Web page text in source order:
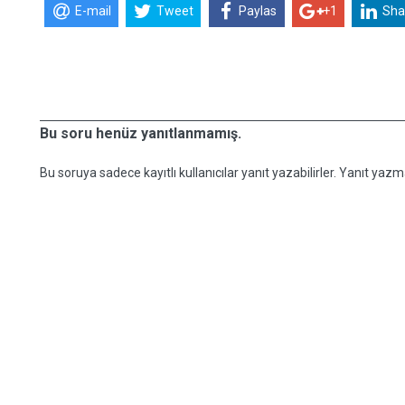
E-mail Tweet Paylas +1
Bu soru henüz yanıtlanmamış.
Bu soruya sadece kayıtlı kullanıcılar yanıt yazabilirler. Yanıt